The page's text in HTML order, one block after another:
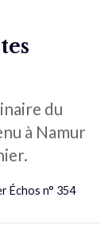
du
à Namur
Échos n° 354